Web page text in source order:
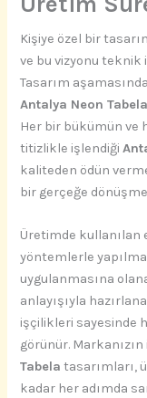
Kişiye özel bir
ve bu vizyonu
Tasarım
Antalya Neon Tabela
Her bir bükümün ve
titizlikle işlendiği
kaliteden ödün
bir gerçeğe
Üretimde
yöntemlerle
uygulanmasına
anlayışıyla
işçilikleri sayesinde
görünür.
Tabela tasarımları,
kadar her adımda